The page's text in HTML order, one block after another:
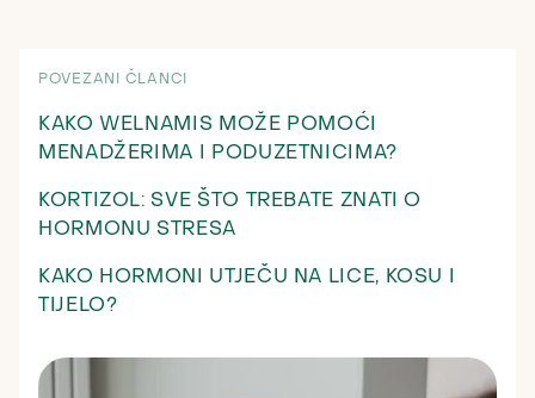
POVEZANI ČLANCI
KAKO WELNAMIS MOŽE POMOĆI
MENADŽERIMA I PODUZETNICIMA?
KORTIZOL: SVE ŠTO TREBATE ZNATI O
HORMONU STRESA
KAKO HORMONI UTJEČU NA LICE, KOSU I
TIJELO?